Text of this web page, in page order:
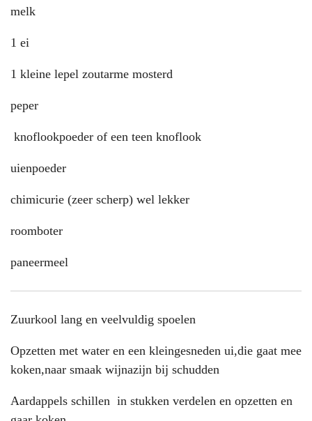
melk
1 ei
1 kleine lepel zoutarme mosterd
peper
knoflookpoeder of een teen knoflook
uienpoeder
chimicurie (zeer scherp) wel lekker
roomboter
paneermeel
Zuurkool lang en veelvuldig spoelen
Opzetten met water en een kleingesneden ui,die gaat mee
koken,naar smaak wijnazijn bij schudden
Aardappels schillen in stukken verdelen en opzetten en